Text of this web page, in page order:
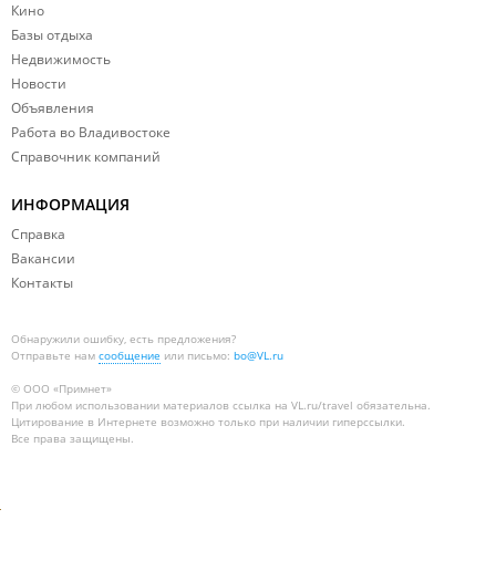
Кино
Базы отдыха
Недвижимость
Новости
Объявления
Работа во Владивостоке
Справочник компаний
ИНФОРМАЦИЯ
Справка
Вакансии
Контакты
Обнаружили ошибку, есть предложения?
Отправьте нам сообщение или письмо: bo@VL.ru
© ООО «Примнет»
При любом использовании материалов ссылка на VL.ru/travel обязательна.
Цитирование в Интернете возможно только при наличии гиперссылки.
Все права защищены.